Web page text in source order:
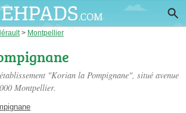
> Montpellier
"Korian la Pompignane", situé avenue
Montpellier.